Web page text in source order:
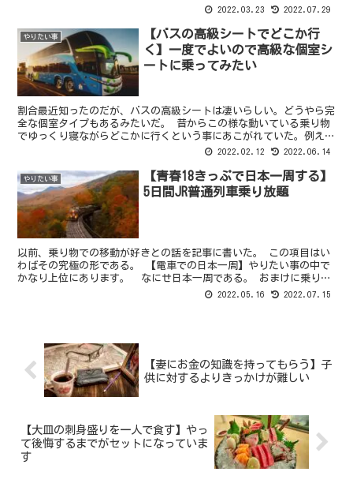
あー、休肝日を設けないとまずいかもなどと考えていた頃だ。...
2022.03.23 2022.07.29
やりたい事
【バスの高級シートでどこか行
く】一度でよいので高級な個室シ
ートに乗ってみたい
割合最近知ったのだが、バスの高級シートは凄いらしい。どうやら完
全な個室タイプもあるみたいだ。 昔からこの様な動いている乗り物
でゆっくり寝ながらどこかに行くという事にあこがれていた。例えば
トラックの運転席の後ろとかにある寝台部分、あれもなんだ...
2022.02.12 2022.06.14
やりたい事
【青春18きっぷで日本一周する】
5日間JR普通列車乗り放題
以前、乗り物での移動が好きとの話を記事に書いた。 この項目はい
わばその究極の形である。 【電車での日本一周】やりたい事の中で
かなり上位にあります。 なにせ日本一周である。 おまけに乗り放
題。 移動が好きと言っている者にとってこれ以上の事は...
2022.05.16 2022.07.15
【妻にお金の知識を持ってもらう】子
供に対するよりきっかけが難しい
【大皿の刺身盛りを一人で食す】やっ
て後悔するまでがセットになっていま
す